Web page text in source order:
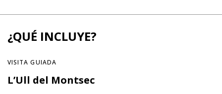
¿QUÉ INCLUYE?
VISITA GUIADA
L’Ull del Montsec